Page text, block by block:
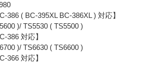
386 ( BC-395XL BC-386XL ) 対応】
)/ TS5530 ( TS5500 )
386 対応】
)/ TS6630 ( TS6600 )
366 対応】